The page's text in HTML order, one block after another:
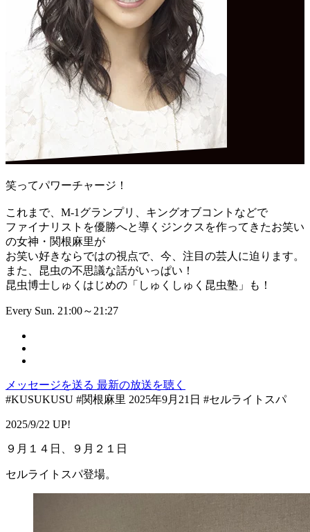
笑ってパワーチャージ！
これまで、M-1グランプリ、キングオブコントなどで
ファイナリストを優勝へと導くジンクスを作ってきたお笑い
の女神・関根麻里が
お笑い好きならではの視点で、今、注目の芸人に迫ります。
また、昆虫の不思議な話がいっぱい！
昆虫博士しゅくはじめの「しゅくしゅく昆虫塾」も！
Every Sun. 21:00～21:27
メッセージを送る 最新の放送を聴く
#KUSUKUSU #関根麻里 2025年9月21日 #セルライトスパ
2025/9/22 UP!
９月１４日、９月２１日
セルライトスパ登場。